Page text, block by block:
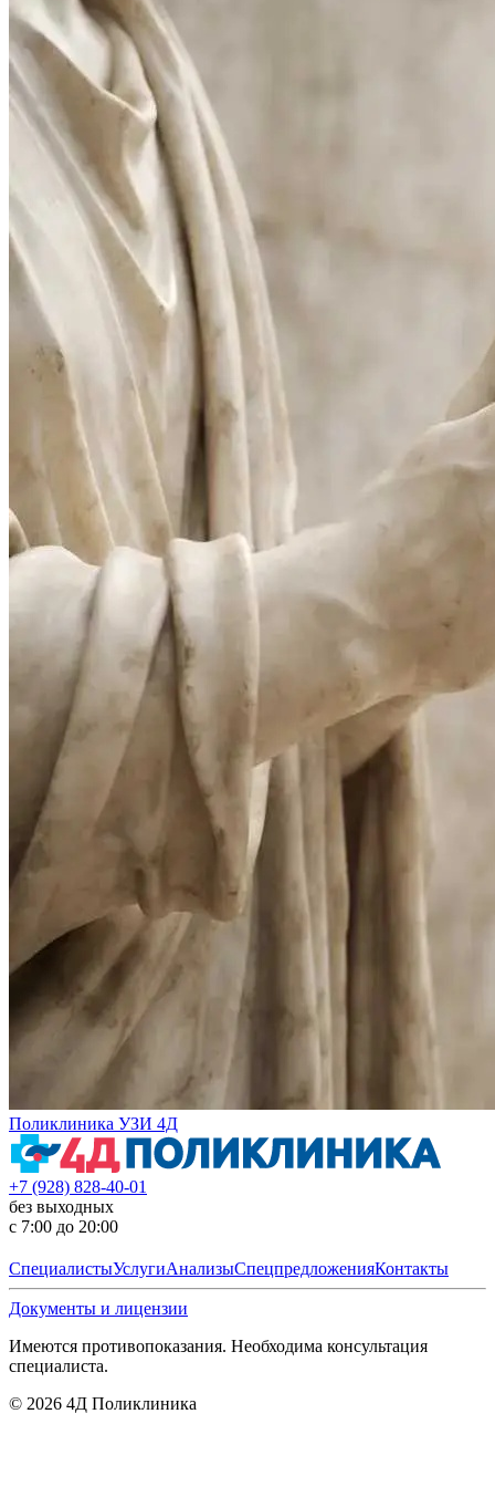
Поликлиника УЗИ 4Д
+7 (928) 828-40-01
без выходных
с 7:00 до 20:00
СпециалистыУслугиАнализыСпецпредложенияКонтакты
Документы и лицензии
Имеются противопоказания. Необходима консультация
специалиста.
© 2026 4Д Поликлиника